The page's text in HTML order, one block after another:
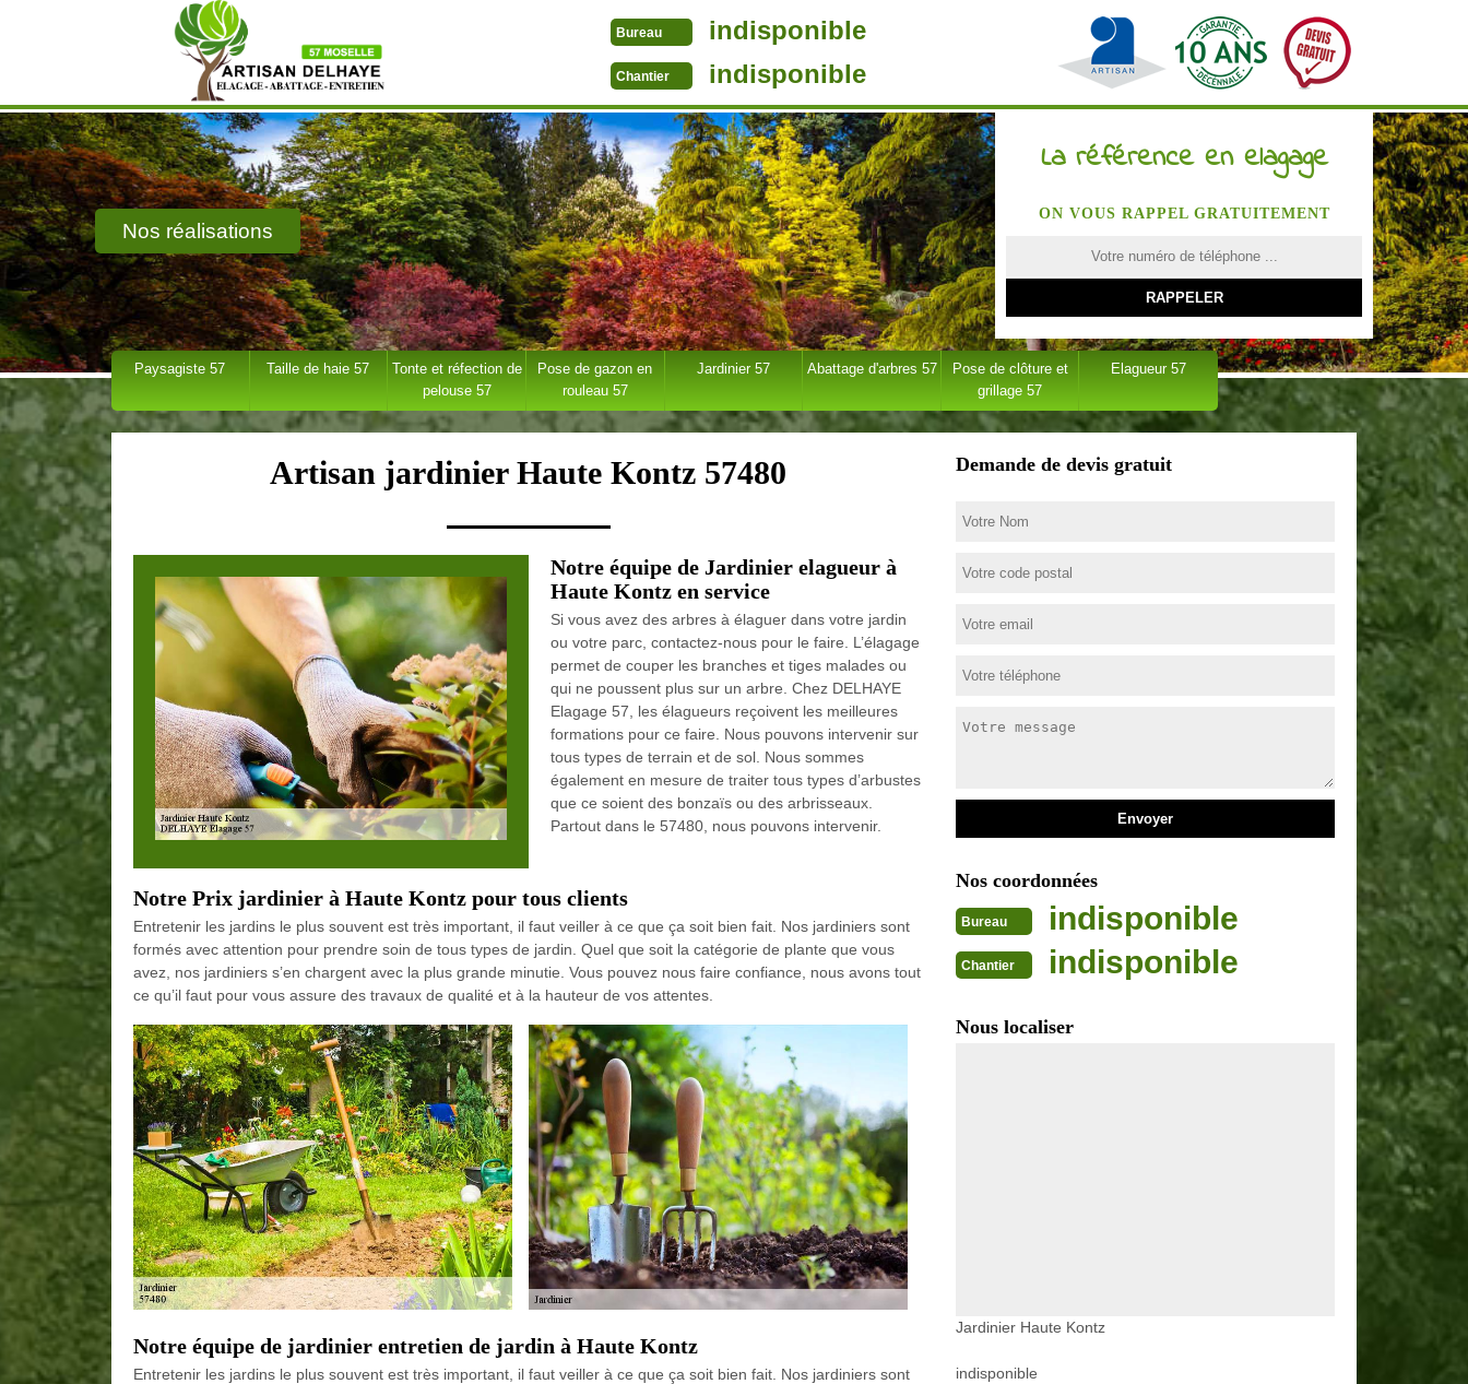
Bureau indisponible
Chantier indisponible
Nos réalisations
La référence en elagage
ON VOUS RAPPEL GRATUITEMENT
Paysagiste 57 Taille de haie 57
Tonte et réfection de
pelouse 57
Pose de gazon en
rouleau 57
Jardinier 57 Abattage d'arbres 57
Pose de clôture et
grillage 57
Elagueur 57
Artisan jardinier Haute Kontz 57480
Notre équipe de Jardinier elagueur à
Haute Kontz en service
Si vous avez des arbres à élaguer dans votre jardin
ou votre parc, contactez-nous pour le faire. L’élagage
permet de couper les branches et tiges malades ou
qui ne poussent plus sur un arbre. Chez DELHAYE
Elagage 57, les élagueurs reçoivent les meilleures
formations pour ce faire. Nous pouvons intervenir sur
tous types de terrain et de sol. Nous sommes
également en mesure de traiter tous types d’arbustes
que ce soient des bonzaïs ou des arbrisseaux.
Partout dans le 57480, nous pouvons intervenir.
Notre Prix jardinier à Haute Kontz pour tous clients
Entretenir les jardins le plus souvent est très important, il faut veiller à ce que ça soit bien fait. Nos jardiniers sont
formés avec attention pour prendre soin de tous types de jardin. Quel que soit la catégorie de plante que vous
avez, nos jardiniers s’en chargent avec la plus grande minutie. Vous pouvez nous faire confiance, nous avons tout
ce qu’il faut pour vous assure des travaux de qualité et à la hauteur de vos attentes.
Notre équipe de jardinier entretien de jardin à Haute Kontz
Entretenir les jardins le plus souvent est très important, il faut veiller à ce que ça soit bien fait. Nos jardiniers sont
Demande de devis gratuit
Nos coordonnées
Bureau indisponible
Chantier indisponible
Nous localiser
Jardinier Haute Kontz
indisponible